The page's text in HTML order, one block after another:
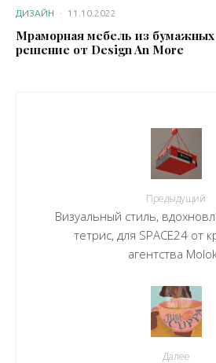
ДИЗАЙН · 11.10.2022
Мраморная мебель из бумажных
решение от Design An More
Предыдущий
Визуальный cтиль,
тетрис, для SPACE24 от
агентства
Далее